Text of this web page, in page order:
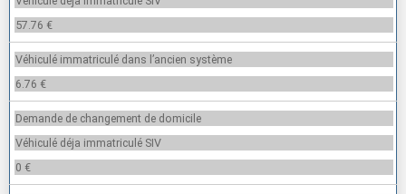
57.76 €
Véhiculé immatriculé dans l’ancien système
6.76 €
Demande de changement de domicile
Véhiculé déja immatriculé SIV
0 €